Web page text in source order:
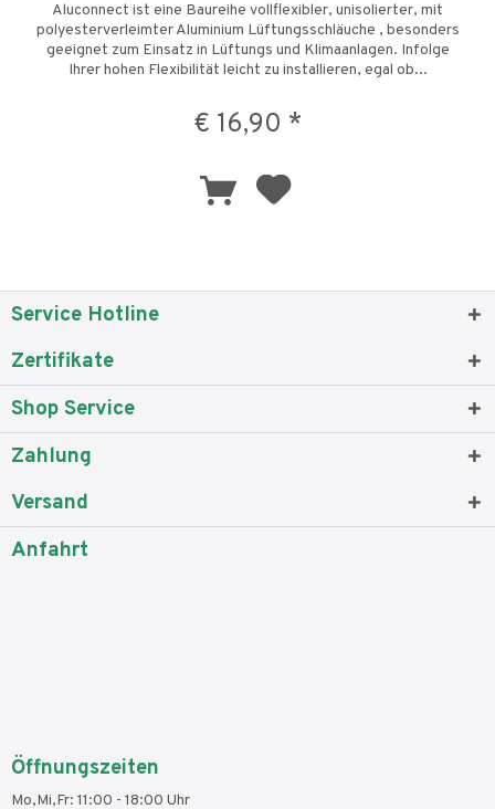
Aluconnect ist eine Baureihe vollflexibler, unisolierter, mit
polyesterverleimter Aluminium Lüftungsschläuche , besonders
geeignet zum Einsatz in Lüftungs und Klimaanlagen. Infolge
Ihrer hohen Flexibilität leicht zu installieren, egal ob...
€ 16,90 *
Service Hotline
Zertifikate
Shop Service
Zahlung
Versand
Anfahrt
Öffnungszeiten
Mo,Mi,Fr: 11:00 - 18:00 Uhr